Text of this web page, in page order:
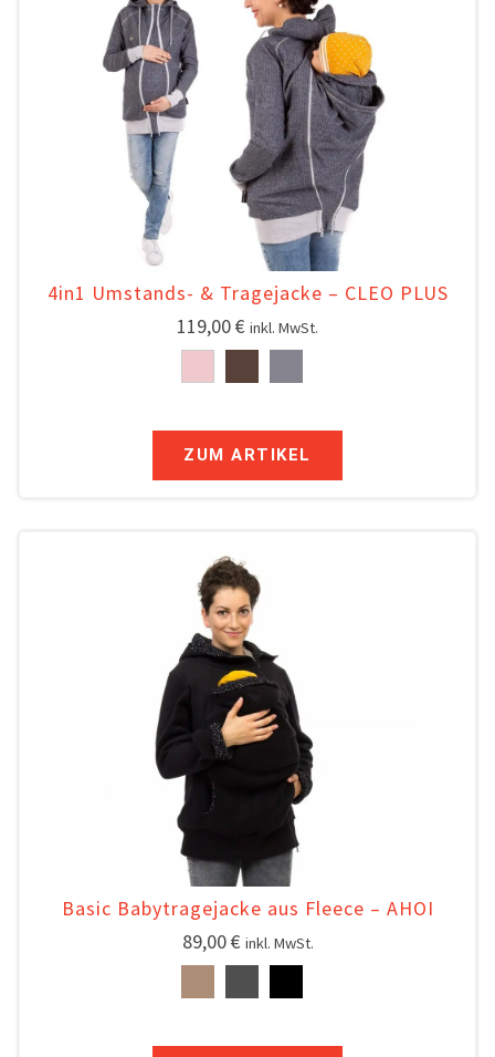
4in1 Umstands- & Tragejacke – CLEO PLUS
119,00€ inkl. MwSt.
ZUM ARTIKEL
Basic Babytragejacke aus Fleece – AHOI
89,00€ inkl. MwSt.